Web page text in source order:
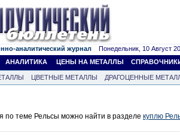
аналитический журнал Понедельник, 10 Август
АНАЛИТИКА ЦЕНЫ НА МЕТАЛЛЫ
ЦВЕТНЫЕ МЕТАЛЛЫ
ДРАГОЦЕННЫЕ
по теме Рельсы можно найти в разделе куплю